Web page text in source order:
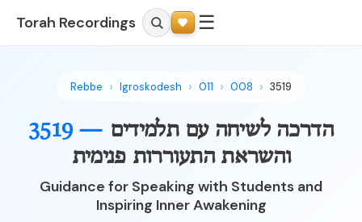
Torah Recordings ☰
Rebbe Igroskodesh 011 008 3519
3519 — הדרכה לשיחה עם תלמידים
והשראת התעוררות פנימית
Guidance for Speaking with Students and
Inspiring Inner Awakening